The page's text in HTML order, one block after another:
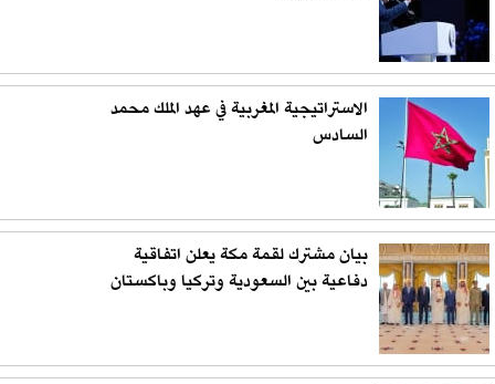
الاستراتيجية المغربية في عهد الملك محمد
السادس
بيان مشترك لقمة مكة يعلن اتفاقية
دفاعية بين السعودية وتركيا وباكستان